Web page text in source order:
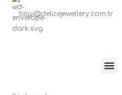
bilgi@delicejewellery.com.tr